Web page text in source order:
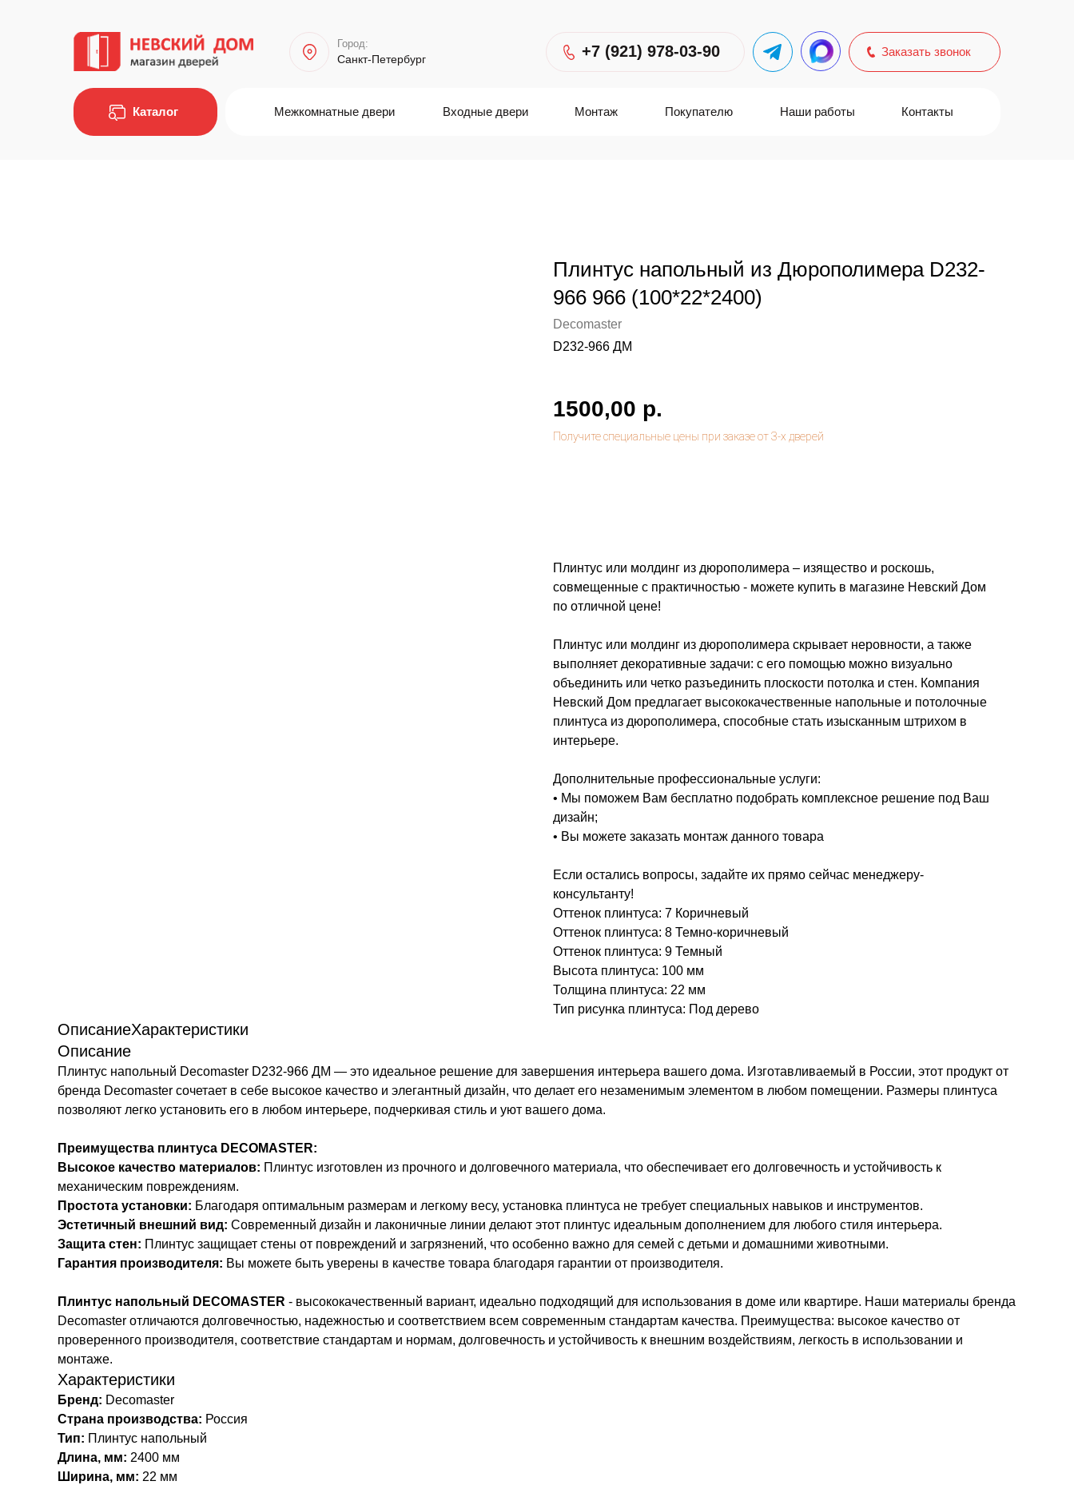
Город:
Санкт-Петербург
Заказать звонок
+7 (921) 978-03-90
Каталог Контакты
Наши работы
Покупателю
Монтаж
Входные двери
Межкомнатные двери
Плинтус напольный из Дюрополимера D232-
966 966 (100*22*2400)
Decomaster
D232-966 ДМ
1500,00 р.
Плинтус или молдинг из дюрополимера – изящество и роскошь,
совмещенные с практичностью - можете купить в магазине Невский Дом
по отличной цене!
Плинтус или молдинг из дюрополимера скрывает неровности, а также
выполняет декоративные задачи: с его помощью можно визуально
объединить или четко разъединить плоскости потолка и стен. Компания
Невский Дом предлагает высококачественные напольные и потолочные
плинтуса из дюрополимера, способные стать изысканным штрихом в
интерьере.
Дополнительные профессиональные услуги:
• Мы поможем Вам бесплатно подобрать комплексное решение под Ваш
дизайн;
• Вы можете заказать монтаж данного товара
Если остались вопросы, задайте их прямо сейчас менеджеру-
консультанту!
Оттенок плинтуса: 7 Коричневый
Оттенок плинтуса: 8 Темно-коричневый
Оттенок плинтуса: 9 Темный
Высота плинтуса: 100 мм
Толщина плинтуса: 22 мм
Тип рисунка плинтуса: Под дерево
ОписаниеХарактеристики
Описание
Плинтус напольный Decomaster D232-966 ДМ — это идеальное решение для завершения интерьера вашего дома. Изготавливаемый в России, этот продукт от
бренда Decomaster сочетает в себе высокое качество и элегантный дизайн, что делает его незаменимым элементом в любом помещении. Размеры плинтуса
позволяют легко установить его в любом интерьере, подчеркивая стиль и уют вашего дома.
Преимущества плинтуса DECOMASTER:
Высокое качество материалов: Плинтус изготовлен из прочного и долговечного материала, что обеспечивает его долговечность и устойчивость к
механическим повреждениям.
Простота установки: Благодаря оптимальным размерам и легкому весу, установка плинтуса не требует специальных навыков и инструментов.
Эстетичный внешний вид: Современный дизайн и лаконичные линии делают этот плинтус идеальным дополнением для любого стиля интерьера.
Защита стен: Плинтус защищает стены от повреждений и загрязнений, что особенно важно для семей с детьми и домашними животными.
Гарантия производителя: Вы можете быть уверены в качестве товара благодаря гарантии от производителя.
Плинтус напольный DECOMASTER - высококачественный вариант, идеально подходящий для использования в доме или квартире. Наши материалы бренда
Decomaster отличаются долговечностью, надежностью и соответствием всем современным стандартам качества. Преимущества: высокое качество от
проверенного производителя, соответствие стандартам и нормам, долговечность и устойчивость к внешним воздействиям, легкость в использовании и
монтаже.
Характеристики
Бренд: Decomaster
Страна производства: Россия
Тип: Плинтус напольный
Длина, мм: 2400 мм
Ширина, мм: 22 мм